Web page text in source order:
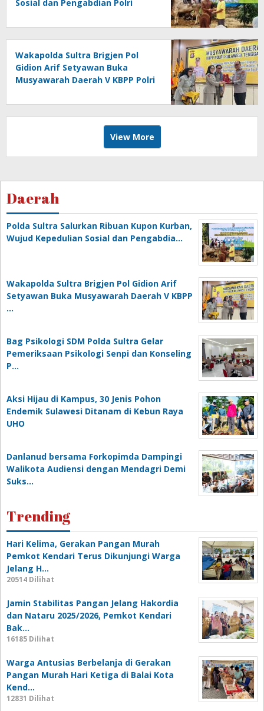
Sosial dan Pengabdian Polri
Wakapolda Sultra Brigjen Pol
Gidion Arif Setyawan Buka
Musyawarah Daerah V KBPP Polri
View More
Daerah
Polda Sultra Salurkan Ribuan Kupon Kurban,
Wujud Kepedulian Sosial dan Pengabdia…
Wakapolda Sultra Brigjen Pol Gidion Arif
Setyawan Buka Musyawarah Daerah V KBPP
…
Bag Psikologi SDM Polda Sultra Gelar
Pemeriksaan Psikologi Senpi dan Konseling
P…
‎Aksi Hijau di Kampus, 30 Jenis Pohon
Endemik Sulawesi Ditanam di Kebun Raya
UHO
Danlanud bersama Forkopimda Dampingi
Walikota Audiensi dengan Mendagri Demi
Suks…
Trending
Hari Kelima, Gerakan Pangan Murah
Pemkot Kendari Terus Dikunjungi Warga
Jelang H…
20514 Dilihat
Jamin Stabilitas Pangan Jelang Hakordia
dan Nataru 2025/2026, Pemkot Kendari
Bak…
16185 Dilihat
Warga Antusias Berbelanja di Gerakan
Pangan Murah Hari Ketiga di Balai Kota
Kend…
12831 Dilihat